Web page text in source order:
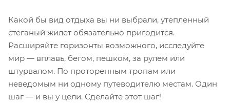
Какой бы вид отдыха вы ни выбрали, утепленный
стеганый жилет обязательно пригодится.
Расширяйте горизонты возможного, исследуйте
мир — вплавь, бегом, пешком, за рулем или
штурвалом. По проторенным тропам или
неведомым ни одному путеводителю местам. Один
шаг — и вы у цели. Сделайте этот шаг!